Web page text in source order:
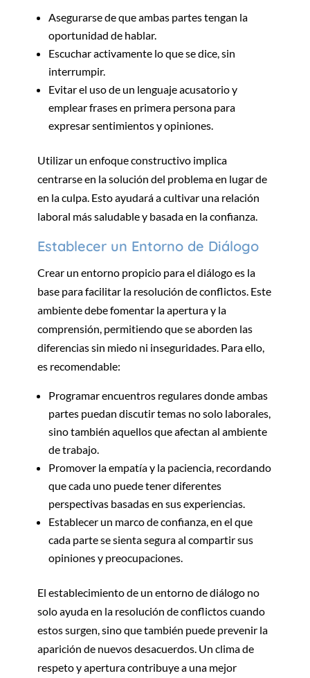
Asegurarse de que ambas partes tengan la
oportunidad de hablar.
Escuchar activamente lo que se dice, sin
interrumpir.
Evitar el uso de un lenguaje acusatorio y
emplear frases en primera persona para
expresar sentimientos y opiniones.
Utilizar un enfoque constructivo implica
centrarse en la solución del problema en lugar de
en la culpa. Esto ayudará a cultivar una relación
laboral más saludable y basada en la confianza.
Establecer un Entorno de Diálogo
Crear un entorno propicio para el diálogo es la
base para facilitar la resolución de conflictos. Este
ambiente debe fomentar la apertura y la
comprensión, permitiendo que se aborden las
diferencias sin miedo ni inseguridades. Para ello,
es recomendable:
Programar encuentros regulares donde ambas
partes puedan discutir temas no solo laborales,
sino también aquellos que afectan al ambiente
de trabajo.
Promover la empatía y la paciencia, recordando
que cada uno puede tener diferentes
perspectivas basadas en sus experiencias.
Establecer un marco de confianza, en el que
cada parte se sienta segura al compartir sus
opiniones y preocupaciones.
El establecimiento de un entorno de diálogo no
solo ayuda en la resolución de conflictos cuando
estos surgen, sino que también puede prevenir la
aparición de nuevos desacuerdos. Un clima de
respeto y apertura contribuye a una mejor